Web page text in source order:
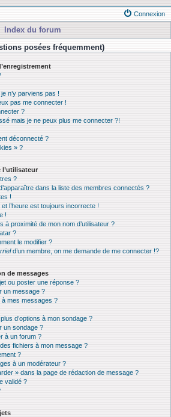
Connexion
Index du forum
posées fréquemment)
n’y parviens pas !
pas me connecter !
?
mais je ne peux plus me connecter ?!
déconnecté ?
» ?
l’utilisateur
?
dans la liste des membres connectés ?
!
l’heure est toujours incorrecte !
!
à proximité de mon nom d’utilisateur ?
?
le modifier ?
d’un membre, on me demande de me connecter !?
de messages
ou poster une réponse ?
un message ?
à mes messages ?
d’options à mon sondage ?
un sondage ?
à un forum ?
fichiers à mon message ?
?
à un modérateur ?
» dans la page de rédaction de message ?
validé ?